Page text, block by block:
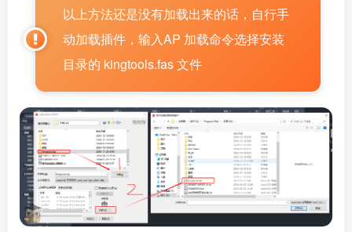
以上方法还是没有加载出来的话，自行手
动加载插件，输入AP 加载命令选择安装
目录的 kingtools.fas 文件